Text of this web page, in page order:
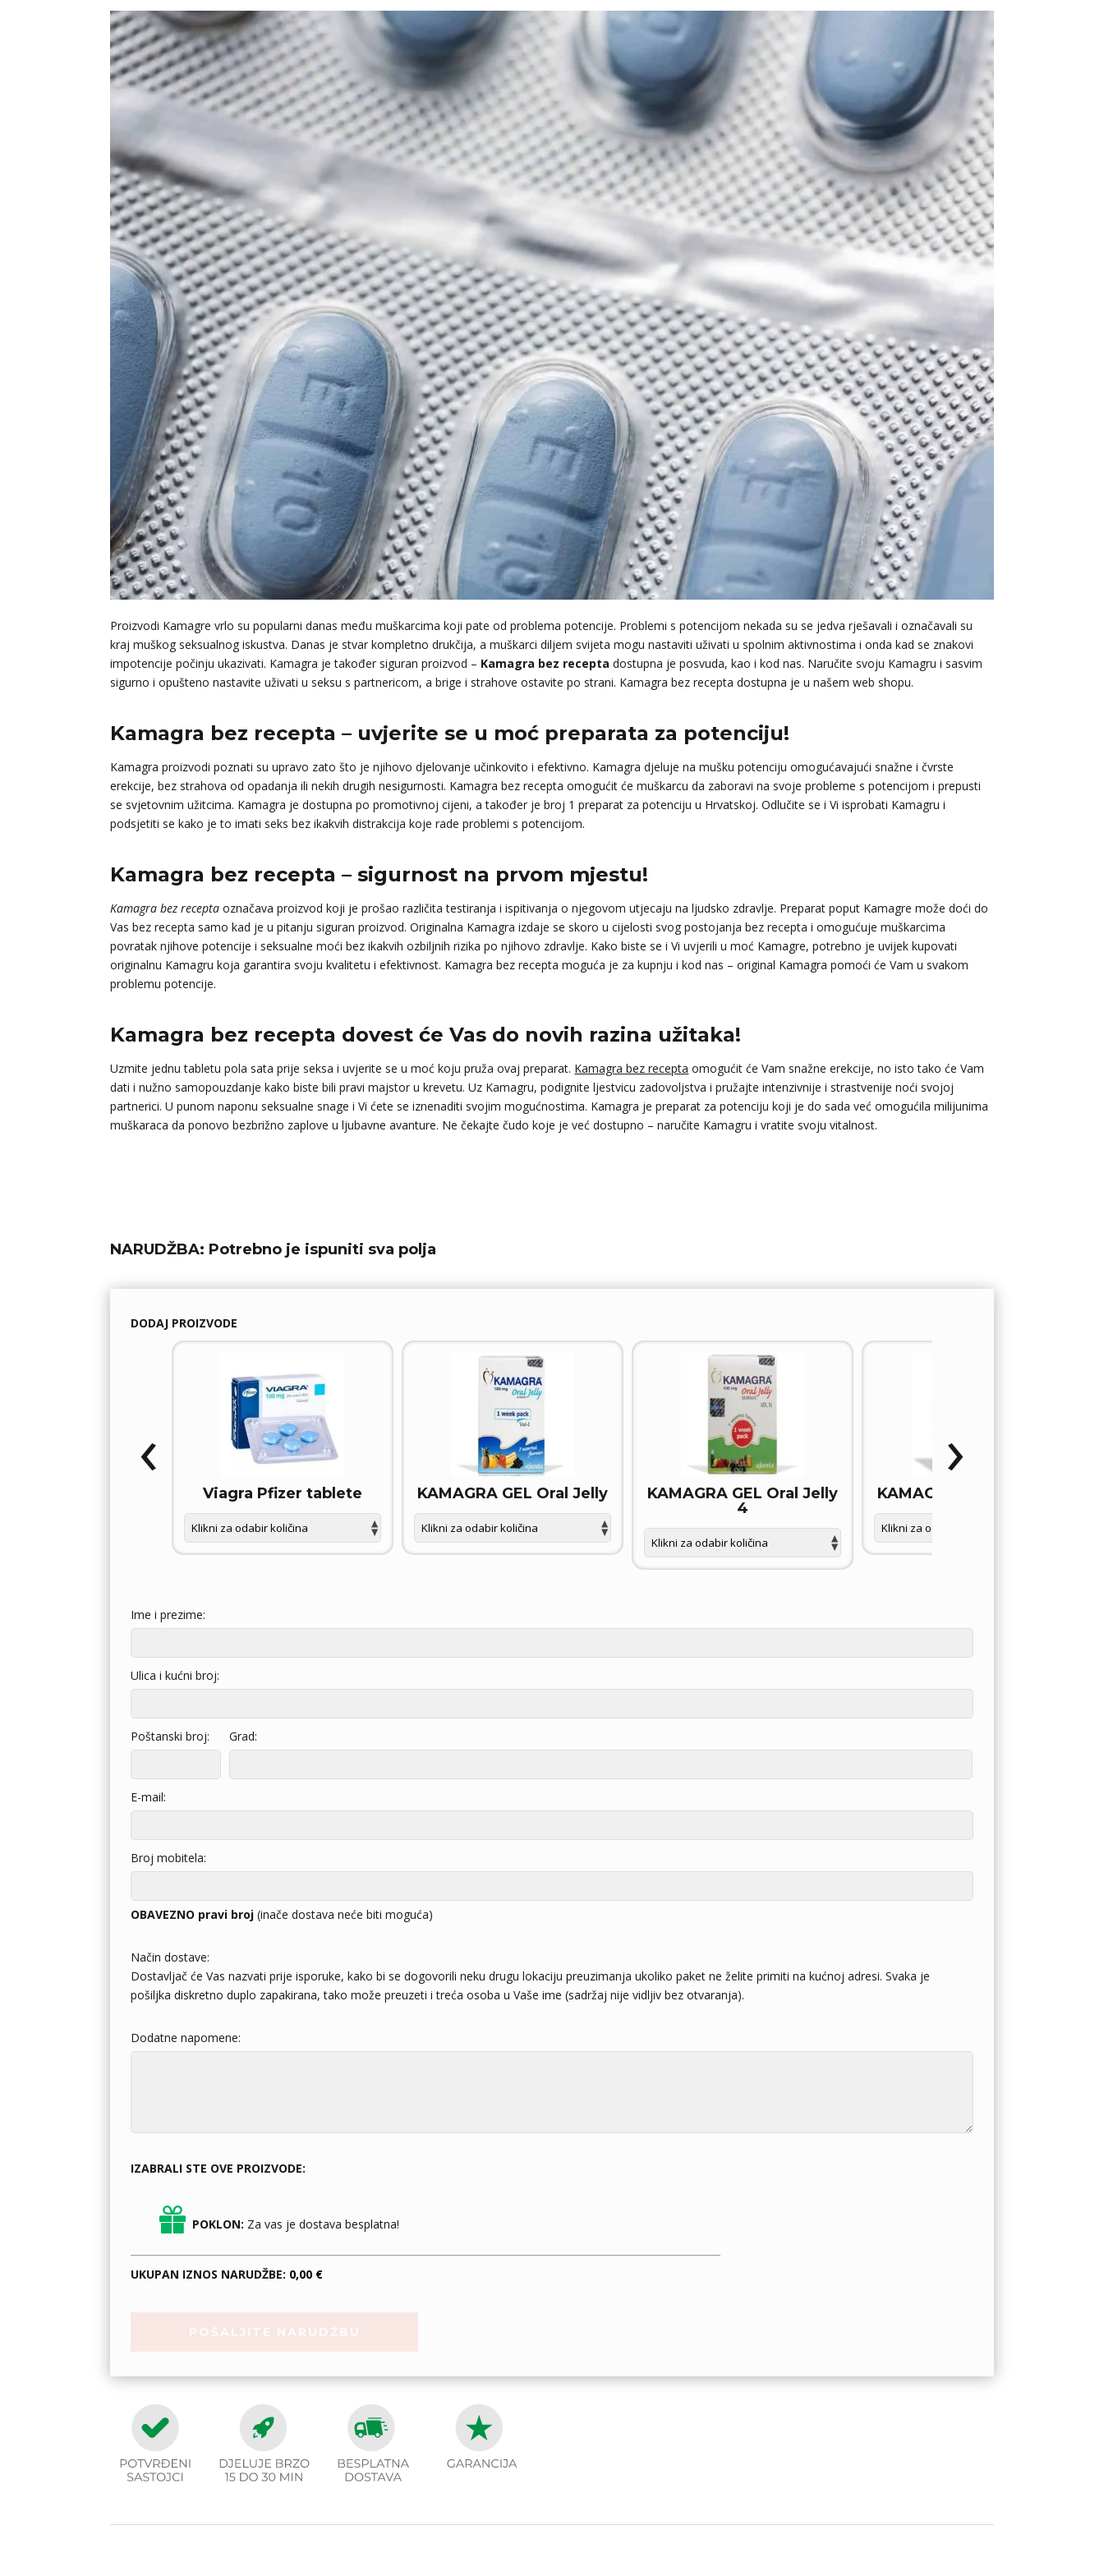
Proizvodi Kamagre vrlo su popularni danas među muškarcima koji pate od problema potencije. Problemi s potencijom nekada su se jedva rješavali i označavali su
kraj muškog seksualnog iskustva. Danas je stvar kompletno drukčija, a muškarci diljem svijeta mogu nastaviti uživati u spolnim aktivnostima i onda kad se znakovi
impotencije počinju ukazivati. Kamagra je također siguran proizvod – Kamagra bez recepta dostupna je posvuda, kao i kod nas. Naručite svoju Kamagru i sasvim
sigurno i opušteno nastavite uživati u seksu s partnericom, a brige i strahove ostavite po strani. Kamagra bez recepta dostupna je u našem web shopu.
Kamagra bez recepta – uvjerite se u moć preparata za potenciju!
Kamagra proizvodi poznati su upravo zato što je njihovo djelovanje učinkovito i efektivno. Kamagra djeluje na mušku potenciju omogućavajući snažne i čvrste
erekcije, bez strahova od opadanja ili nekih drugih nesigurnosti. Kamagra bez recepta omogućit će muškarcu da zaboravi na svoje probleme s potencijom i prepusti
se svjetovnim užitcima. Kamagra je dostupna po promotivnoj cijeni, a također je broj 1 preparat za potenciju u Hrvatskoj. Odlučite se i Vi isprobati Kamagru i
podsjetiti se kako je to imati seks bez ikakvih distrakcija koje rade problemi s potencijom.
Kamagra bez recepta – sigurnost na prvom mjestu!
Kamagra bez recepta označava proizvod koji je prošao različita testiranja i ispitivanja o njegovom utjecaju na ljudsko zdravlje. Preparat poput Kamagre može doći do
Vas bez recepta samo kad je u pitanju siguran proizvod. Originalna Kamagra izdaje se skoro u cijelosti svog postojanja bez recepta i omogućuje muškarcima
povratak njihove potencije i seksualne moći bez ikakvih ozbiljnih rizika po njihovo zdravlje. Kako biste se i Vi uvjerili u moć Kamagre, potrebno je uvijek kupovati
originalnu Kamagru koja garantira svoju kvalitetu i efektivnost. Kamagra bez recepta moguća je za kupnju i kod nas – original Kamagra pomoći će Vam u svakom
problemu potencije.
Kamagra bez recepta dovest će Vas do novih razina užitaka!
Uzmite jednu tabletu pola sata prije seksa i uvjerite se u moć koju pruža ovaj preparat. Kamagra bez recepta omogućit će Vam snažne erekcije, no isto tako će Vam
dati i nužno samopouzdanje kako biste bili pravi majstor u krevetu. Uz Kamagru, podignite ljestvicu zadovoljstva i pružajte intenzivnije i strastvenije noći svojoj
partnerici. U punom naponu seksualne snage i Vi ćete se iznenaditi svojim mogućnostima. Kamagra je preparat za potenciju koji je do sada već omogućila milijunima
muškaraca da ponovo bezbrižno zaplove u ljubavne avanture. Ne čekajte čudo koje je već dostupno – naručite Kamagru i vratite svoju vitalnost.
NARUDŽBA: Potrebno je ispuniti sva polja
DODAJ PROIZVODE
Viagra Pfizer tablete KAMAGRA GEL Oral Jelly
KAMAGRA GEL Oral Jelly
4
KAMAGRA GOLD tablete
‹ ›
Ime i prezime:
Ulica i kućni broj:
Poštanski broj: Grad:
E-mail:
Broj mobitela:
OBAVEZNO pravi broj (inače dostava neće biti moguća)
Način dostave:
Dostavljač će Vas nazvati prije isporuke, kako bi se dogovorili neku drugu lokaciju preuzimanja ukoliko paket ne želite primiti na kućnoj adresi. Svaka je
pošiljka diskretno duplo zapakirana, tako može preuzeti i treća osoba u Vaše ime (sadržaj nije vidljiv bez otvaranja).
Dodatne napomene:
IZABRALI STE OVE PROIZVODE:
POKLON: Za vas je dostava besplatna!
UKUPAN IZNOS NARUDŽBE: 0,00 €